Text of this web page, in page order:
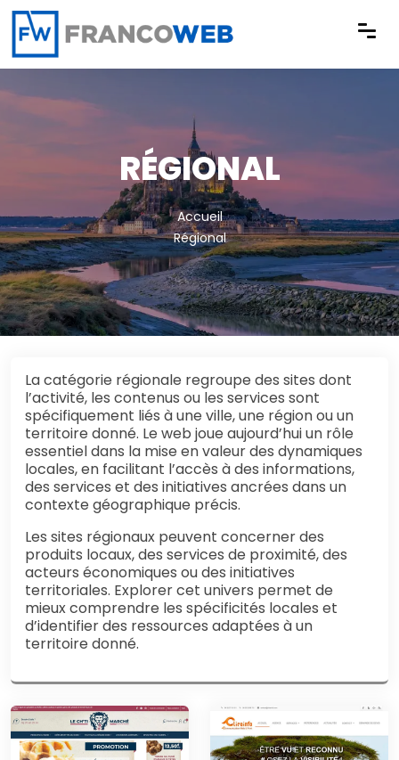
Panneau de gestion des cookies
RÉGIONAL
Accueil
Régional
La catégorie régionale regroupe des sites dont
l’activité, les contenus ou les services sont
spécifiquement liés à une ville, une région ou un
territoire donné. Le web joue aujourd’hui un rôle
essentiel dans la mise en valeur des dynamiques
locales, en facilitant l’accès à des informations,
des services et des initiatives ancrées dans un
contexte géographique précis.
Les sites régionaux peuvent concerner des
produits locaux, des services de proximité, des
acteurs économiques ou des initiatives
territoriales. Explorer cet univers permet de
mieux comprendre les spécificités locales et
d’identifier des ressources adaptées à un
territoire donné.